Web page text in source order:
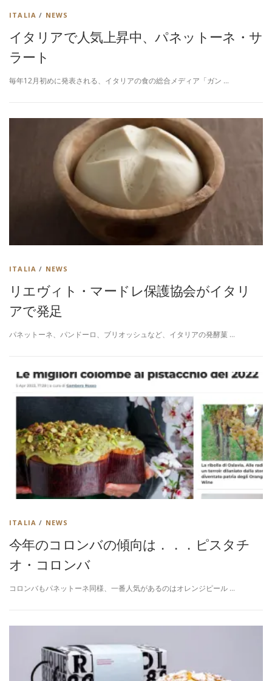
ITALIA / NEWS
イタリアで人気上昇中、パネットーネ・サ
ラート
毎年12月初めに発表される、イタリアの食の総合メディア「ガン …
ITALIA / NEWS
リエヴィト・マードレ保護協会がイタリ
アで発足
パネットーネ、パンドーロ、ブリオッシュなど、イタリアの発酵菓 …
ITALIA / NEWS
今年のコロンバの傾向は．．．ピスタチ
オ・コロンバ
コロンバもパネットーネ同様、一番人気があるのはオレンジピール …